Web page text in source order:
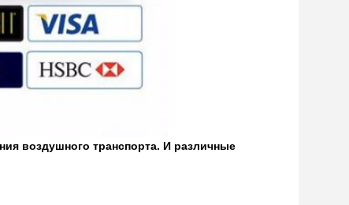
воздушного транспорта. И различные